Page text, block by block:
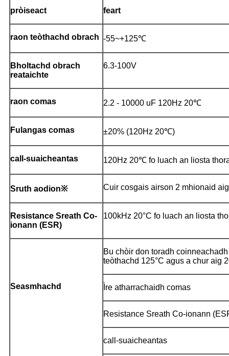
pròiseact feart
raon teòthachd obrach -55~+125℃
Bholtachd obrach
reataichte
6.3-100V
raon comas 2.2 - 10000 uF 120Hz 20℃
Fulangas comas ±20% (120Hz 20℃)
call-suaicheantas 120Hz 20℃ fo luach an liosta
Sruth aodion※ Cuir cosgais airson 2 mhionaid
Resistance Sreath Co-
ionann (ESR)
100kHz 20°C fo luach an liosta
Seasmhachd
Bu chòir don toradh
teòthachd 125°C agus a chur aig
Ìre atharrachaidh comas
Resistance Sreath Co-ionann
call-suaicheantas